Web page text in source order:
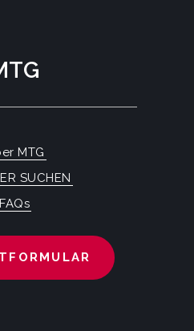
MTG
SUCHEN
FAQs